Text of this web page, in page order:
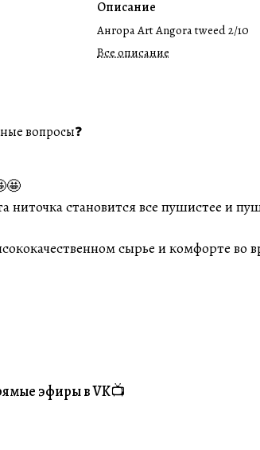
Описание
Ангора Art Angora tweed 2/10
Все описание
вопросы❓
становится все пушистее и
сырье и комфорте во
#Житухаэфиры в VK📺